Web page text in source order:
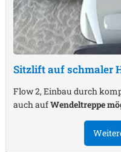
Sitzlift auf schmaler
Flow 2, Einbau durch
auch aufWendeltreppe